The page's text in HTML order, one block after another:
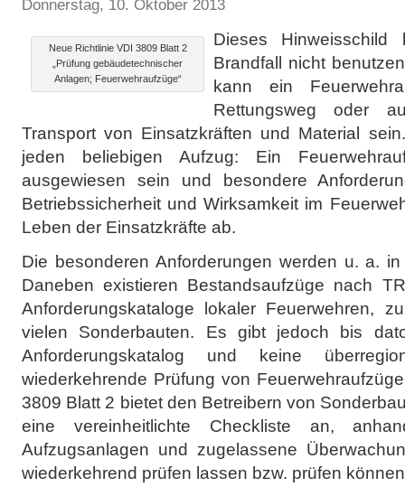
Donnerstag, 10. Oktober 2013
Neue Richtlinie VDI 3809 Blatt 2
„Prüfung gebäudetechnischer
Anlagen; Feuerwehraufzüge“
Dieses
Brandfall nicht
kann ein
Rettungsweg oder
Transport von Einsatzkräften und Material
jeden beliebigen Aufzug: Ein
ausgewiesen sein und besondere
Betriebssicherheit und Wirksamkeit im
Leben der Einsatzkräfte ab.
Die besonderen Anforderungen werden u. a.
Daneben existieren Bestandsaufzüge nach
Anforderungskataloge lokaler Feuerwehren,
vielen Sonderbauten. Es gibt jedoch bis
Anforderungskatalog und keine
wiederkehrende Prüfung von
3809 Blatt 2 bietet den Betreibern von
eine vereinheitlichte Checkliste an,
Aufzugsanlagen und zugelassene
wiederkehrend prüfen lassen bzw. prüfen